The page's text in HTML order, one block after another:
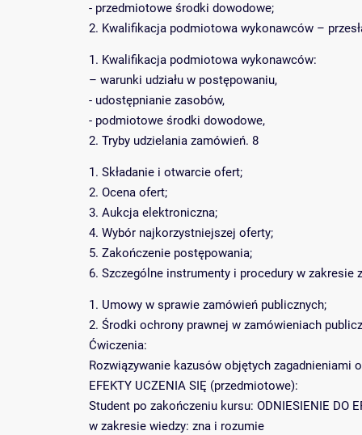
- przedmiotowe środki dowodowe;
2. Kwalifikacja podmiotowa wykonawców –
1. Kwalifikacja podmiotowa wykonawców:
– warunki udziału w postępowaniu,
- udostępnianie zasobów,
- podmiotowe środki dowodowe,
2. Tryby udzielania zamówień. 8
1. Składanie i otwarcie ofert;
2. Ocena ofert;
3. Aukcja elektroniczna;
4. Wybór najkorzystniejszej oferty;
5. Zakończenie postępowania;
6. Szczególne instrumenty i procedury w zakresie
1. Umowy w sprawie zamówień publicznych;
2. Środki ochrony prawnej w zamówieniach
Ćwiczenia:
Rozwiązywanie kazusów objętych zagadnieniami
EFEKTY UCZENIA SIĘ (przedmiotowe):
Student po zakończeniu kursu: ODNIESIENIE DO
w zakresie wiedzy: zna i rozumie